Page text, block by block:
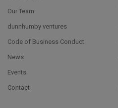
Our Team
dunnhumby ventures
Code of Business Conduct
News
Events
Contact